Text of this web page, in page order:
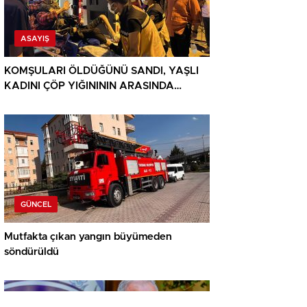
ASAYIŞ
KOMŞULARI ÖLDÜĞÜNÜ SANDI, YAŞLI
KADINI ÇÖP YIĞINININ ARASINDA
GÜNCEL
Mutfakta çıkan yangın büyümeden
söndürüldü